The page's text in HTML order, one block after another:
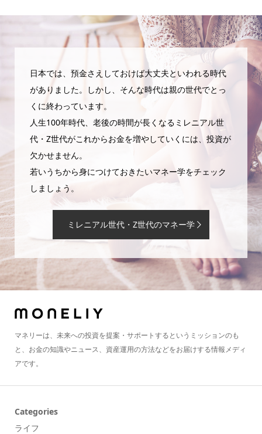
日本では、預金さえしておけば大丈夫といわれる時代
がありました。しかし、そんな時代は親の世代でとっ
くに終わっています。
人生100年時代、老後の時間が長くなるミレニアル世
代・Z世代がこれからお金を増やしていくには、投資が
欠かせません。
若いうちから身につけておきたいマネー学をチェック
しましょう。
ミレニアル世代・Z世代のマネー学
マネリーは、未来への投資を提案・サポートするというミッションのも
と、お金の知識やニュース、資産運用の方法などをお届けする情報メディ
アです。
Categories
ライフ